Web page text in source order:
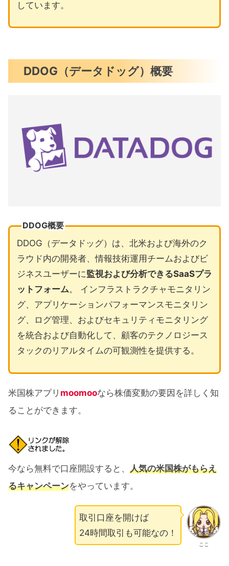
しています。
DDOG（データドッグ）概要
DDOG概要
DDOG（データドッグ）は、北米および海外のク
ラウド内の開発者、情報技術運用チームおよびビ
ジネスユーザーに監視および分析できるSaaSプラ
ットフォーム。 インフラストラクチャモニタリン
グ、アプリケーションパフォーマンスモニタリン
グ、ログ管理、およびセキュリティモニタリング
を統合および自動化して、顧客のテクノロジース
タックのリアルタイムの可観測性を提供する。
米国株アプリ moomooなら株価変動の要因を詳しく知
ることができます。
今なら無料で口座開設すると、 人気の米国株がもらえ
るキャンペーンをやっています。
ここ
取引口座を開けば
24時間取引も可能なの！